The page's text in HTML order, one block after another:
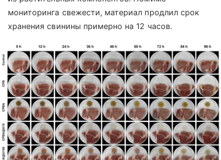
мониторинга свежести, материал продлил срок
хранения свинины примерно на 12 часов.